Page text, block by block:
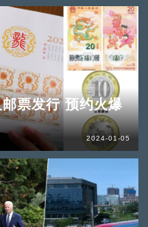
票发行 预约火爆
2024-01-05